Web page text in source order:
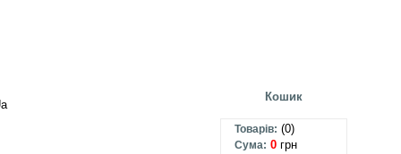
Кошик
Товарів: (0)
Сума: 0 грн